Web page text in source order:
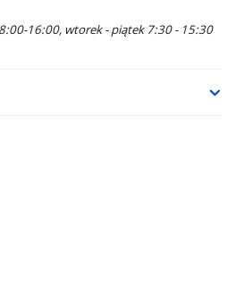
16:00, wtorek - piątek 7:30 - 15:30